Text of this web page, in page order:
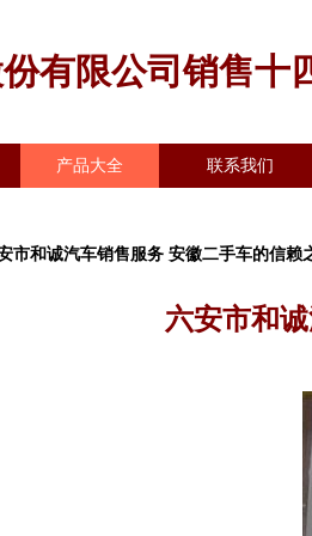
有限公司销售十
产品大全 联系我们
市和诚汽车销售服务 安徽二手车的信赖
六安市和